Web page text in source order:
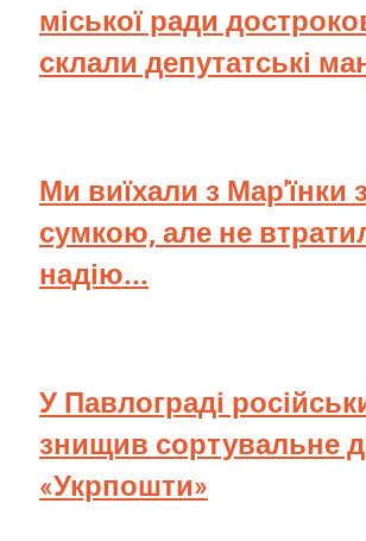
міської ради
склали депутатські
Ми виїхали з Мар'їнки
сумкою, але не
надію...
У Павлограді
знищив сортувальне
«Укрпошти»